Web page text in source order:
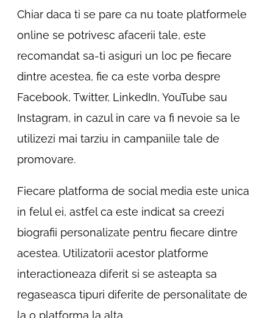
Chiar daca ti se pare ca nu toate platformele
online se potrivesc afacerii tale, este
recomandat sa-ti asiguri un loc pe fiecare
dintre acestea, fie ca este vorba despre
Facebook, Twitter, LinkedIn, YouTube sau
Instagram, in cazul in care va fi nevoie sa le
utilizezi mai tarziu in campaniile tale de
promovare.
Fiecare platforma de social media este unica
in felul ei, astfel ca este indicat sa creezi
biografii personalizate pentru fiecare dintre
acestea. Utilizatorii acestor platforme
interactioneaza diferit si se asteapta sa
regaseasca tipuri diferite de personalitate de
la o platforma la alta.